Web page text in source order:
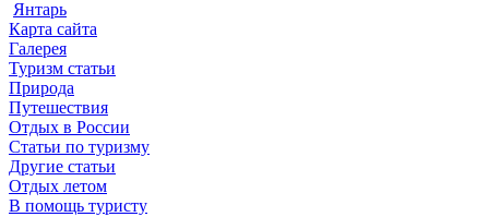
Янтарь
Карта сайта
Галерея
Туризм статьи
Природа
Путешествия
Отдых в России
Статьи по туризму
Другие статьи
Отдых летом
В помощь туристу